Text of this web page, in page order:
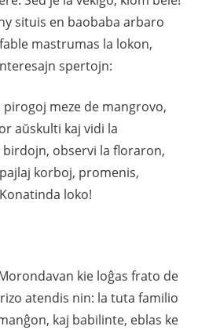
situis en baobaba arbaro
mastrumas la lokon,
spertojn:
meze de mangrovo,
aŭskulti kaj vidi la
observi la floraron,
korboj, promenis,
loko!
kie loĝas frato de
atendis nin: la tuta familio
kaj babilinte, eblas ke